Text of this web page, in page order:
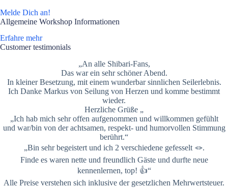
Melde Dich an!
Allgemeine Workshop Informationen
Erfahre mehr
Customer testimonials
„An alle Shibari-Fans,
Das war ein sehr schöner Abend.
In kleiner Besetzung, mit einem wunderbar sinnlichen Seilerlebnis.
Ich Danke Markus von Seilung von Herzen und komme bestimmt
wieder.
Herzliche Grüße „
„Ich hab mich sehr offen aufgenommen und willkommen gefühlt
und war/bin von der achtsamen, respekt- und humorvollen Stimmung
berührt.“
„Bin sehr begeistert und ich 2 verschiedene gefesselt 🪢.
Finde es waren nette und freundlich Gäste und durfte neue
kennenlernen, top! 👍“
Alle Preise verstehen sich inklusive der gesetzlichen Mehrwertsteuer.